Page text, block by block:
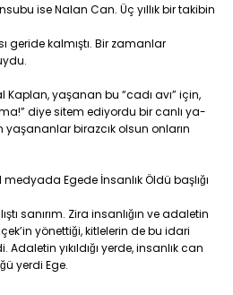
ise Nalan Can. Üç yıllık bir takibin
kalmıştı. Bir zamanlar
yaşanan bu “cadı avı” için,
diye sitem ediyordu bir canlı ya-
birazcık olsun onların
Egede İnsanlık Öldü başlığı
sanırım. Zira insanlığın ve adaletin
yönettiği, kitlelerin de bu idari
Adaletin yıkıldığı yerde, insanlık can
yerdi Ege.